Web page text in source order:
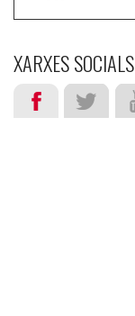
XARXES SOCIALS